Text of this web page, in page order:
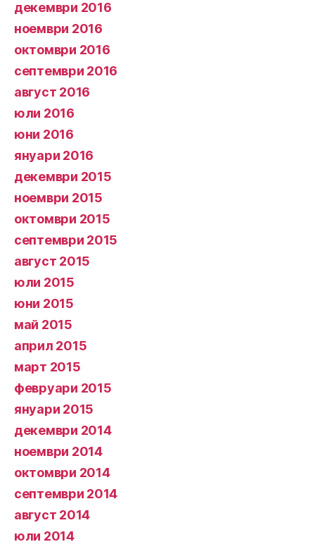
декември 2016
ноември 2016
октомври 2016
септември 2016
август 2016
юли 2016
юни 2016
януари 2016
декември 2015
ноември 2015
октомври 2015
септември 2015
август 2015
юли 2015
юни 2015
май 2015
април 2015
март 2015
февруари 2015
януари 2015
декември 2014
ноември 2014
октомври 2014
септември 2014
август 2014
юли 2014